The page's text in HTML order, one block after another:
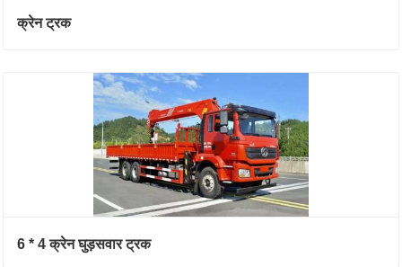
क्रेन ट्रक
6 * 4 क्रेन घुड़सवार ट्रक